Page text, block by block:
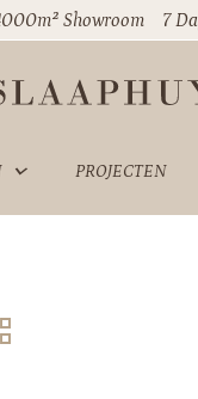
Showroom 7
PROJECTEN